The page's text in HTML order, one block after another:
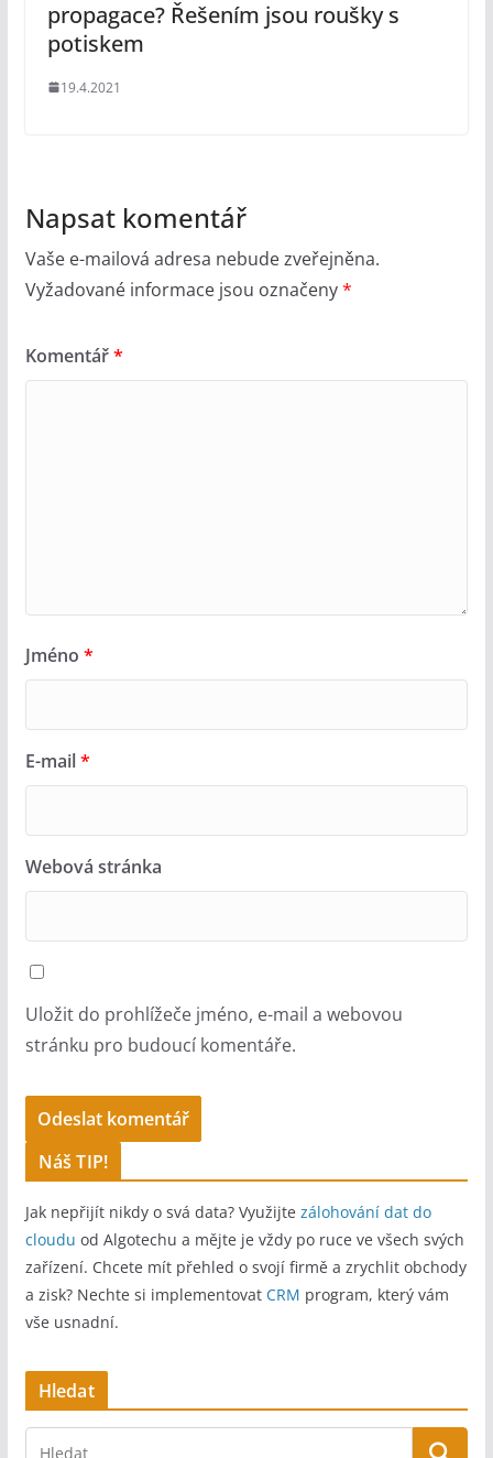
propagace? Řešením jsou roušky s
potiskem
19.4.2021
Napsat komentář
Vaše e-mailová adresa nebude zveřejněna.
Vyžadované informace jsou označeny*
Komentář*
Jméno *
E-mail*
Webová stránka
Uložit do prohlížeče jméno, e-mail a webovou
stránku pro budoucí komentáře.
l
t
e
r
n
t
v
Náš TIP!
Jak nepřijít nikdy o svá data? Využijte zálohování dat do
cloudu od Algotechu a mějte je vždy po ruce ve všech svých
zařízení. Chcete mít přehled o svojí firmě a zrychlit obchody
a zisk? Nechte si implementovat CRM program, který vám
vše usnadní.
Hledat